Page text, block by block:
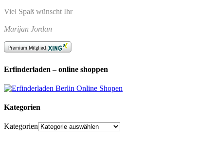
Viel Spaß wünscht Ihr
Marijan Jordan
Erfinderladen – online shoppen
Kategorien
Kategorien